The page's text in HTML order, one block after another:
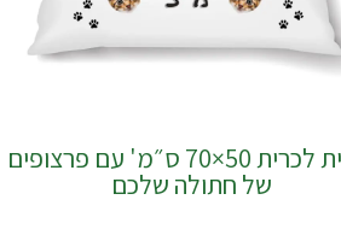
ציפית לכרית ‎70×50 ס״מ' עם פרצופים
של חתולה שלכם